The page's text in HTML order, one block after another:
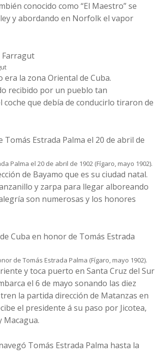
conocido como “El Maestro” se
y abordando en Norfolk el vapor
la zona Oriental de Cuba.
recibido por un pueblo tan
que debía de conducirlo tiraron de
Palma el 20 de abril de 1902 (Fígaro, mayo 1902).
de Bayamo que es su ciudad natal.
y zarpa para llegar alboreando
son numerosas y los honores
de Tomás Estrada Palma (Fígaro, mayo 1902).
y toca puerto en Santa Cruz del Sur
el 6 de mayo sonando las diez
la partida dirección de Matanzas en
el presidente á su paso por Jicotea,
Macagua.